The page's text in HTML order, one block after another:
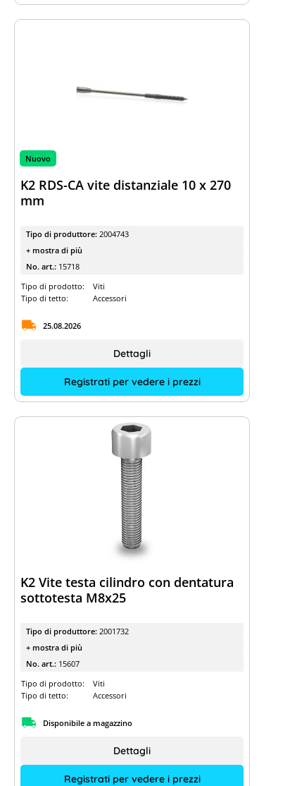
Nuovo
K2 RDS-CA vite distanziale 10 x 270
mm
Tipo di produttore: 2004743
+ mostra di più
No. art.: 15718
Tipo di prodotto:
Viti
Tipo di tetto:
Accessori
25.08.2026
Registrati per vedere i prezzi
Dettagli
K2 Vite testa cilindro con dentatura
sottotesta M8x25
Tipo di produttore: 2001732
+ mostra di più
No. art.: 15607
Tipo di prodotto:
Viti
Tipo di tetto:
Accessori
Disponibile a magazzino
Registrati per vedere i prezzi
Dettagli